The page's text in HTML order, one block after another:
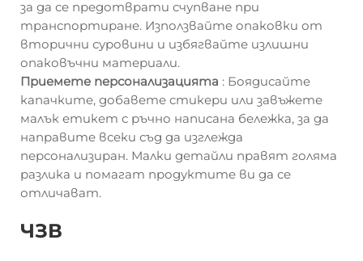
за да се предотврати счупване при
транспортиране. Използвайте опаковки от
вторични суровини и избягвайте излишни
опаковъчни материали.
Приемете персонализацията : Боядисайте
капачките, добавете стикери или завъжете
малък етикет с ръчно написана бележка, за да
направите всеки съд да изглежда
персонализиран. Малки детайли правят голяма
разлика и помагат продуктите ви да се
отличават.
ЧЗВ